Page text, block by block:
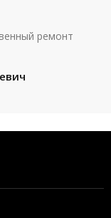
ремонт